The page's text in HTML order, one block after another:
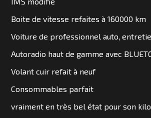
ENGAGEMENTS
QUI
SOMMES
?
CONTACT
Boite de vitesse refaites à 160000 km
Voiture de professionnel auto,
Autoradio haut de gamme avec
Volant cuir refait à neuf
Consommables parfait
vraiment en très bel état pour son